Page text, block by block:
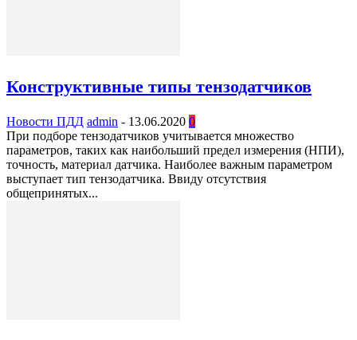
Конструктивные типы тензодатчиков
Новости ПДД admin - 13.06.2020 0
При подборе тензодатчиков учитывается множество
параметров, таких как наибольший предел измерения (НПИ),
точность, материал датчика. Наиболее важным параметром
выступает тип тензодатчика. Ввиду отсутствия
общепринятых...